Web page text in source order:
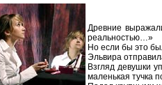
Древние
реальностью…»
Но если бы это
Эльвира
Взгляд девушки
маленькая тучка